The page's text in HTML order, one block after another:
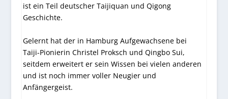
ist ein Teil deutscher Taijiquan und Qigong
Geschichte.
Gelernt hat der in Hamburg Aufgewachsene bei
Taiji-Pionierin Christel Proksch und Qingbo Sui,
seitdem erweitert er sein Wissen bei vielen anderen
und ist noch immer voller Neugier und
Anfängergeist.